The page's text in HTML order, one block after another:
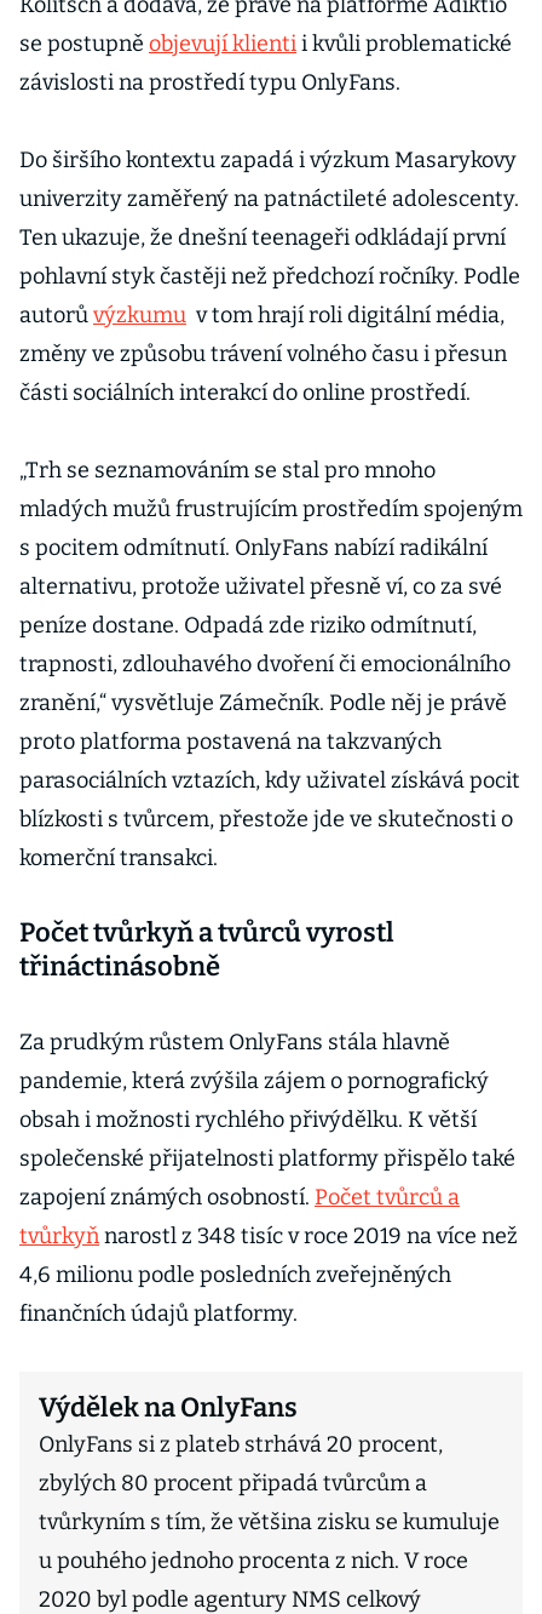
se postupně objevují klientii kvůli problematické
závislosti na prostředí typu OnlyFans.
Do širšího kontextu zapadá i výzkum Masarykovy
univerzity zaměřený na patnáctileté adolescenty.
Ten ukazuje, že dnešní teenageři odkládají první
pohlavní styk častěji než předchozí ročníky. Podle
autorůvýzkumu v tom hrají roli digitální média,
změny ve způsobu trávení volného času i přesun
části sociálních interakcí do online prostředí.
„Trh se seznamováním se stal pro mnoho
mladých mužů frustrujícím prostředím spojeným
s pocitem odmítnutí. OnlyFans nabízí radikální
alternativu, protože uživatel přesně ví, co za své
peníze dostane. Odpadá zde riziko odmítnutí,
trapnosti, zdlouhavého dvoření či emocionálního
zranění,“ vysvětluje Zámečník. Podle něj je právě
proto platforma postavená na takzvaných
parasociálních vztazích, kdy uživatel získává pocit
blízkosti s tvůrcem, přestože jde ve skutečnosti o
komerční transakci.
Počet tvůrkyň a tvůrců vyrostl
třináctinásobně
Za prudkým růstem OnlyFans stála hlavně
pandemie, která zvýšila zájem o pornografický
obsah i možnosti rychlého přivýdělku. K větší
společenské přijatelnosti platformy přispělo také
zapojení známých osobností. Počet tvůrců a
tvůrkyňnarostl z 348 tisíc v roce 2019 na více než
4,6 milionu podle posledních zveřejněných
finančních údajů platformy.
Výdělek na OnlyFans
OnlyFans si z plateb strhává 20 procent,
zbylých 80 procent připadá tvůrcům a
tvůrkyním s tím, že většina zisku se kumuluje
u pouhého jednoho procenta z nich. V roce
2020 byl podle agentury NMS celkový